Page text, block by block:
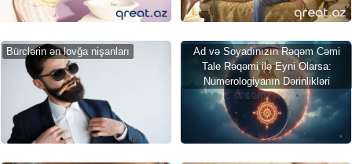
Bürclərin ən lovğa nişanları
Ad və Soyadınızın Rəqəm Cəmi
Tale Rəqəmi ilə Eyni Olarsa:
Numerologiyanın Dərinlikləri